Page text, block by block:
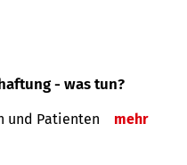
- was tun?
und Patienten mehr